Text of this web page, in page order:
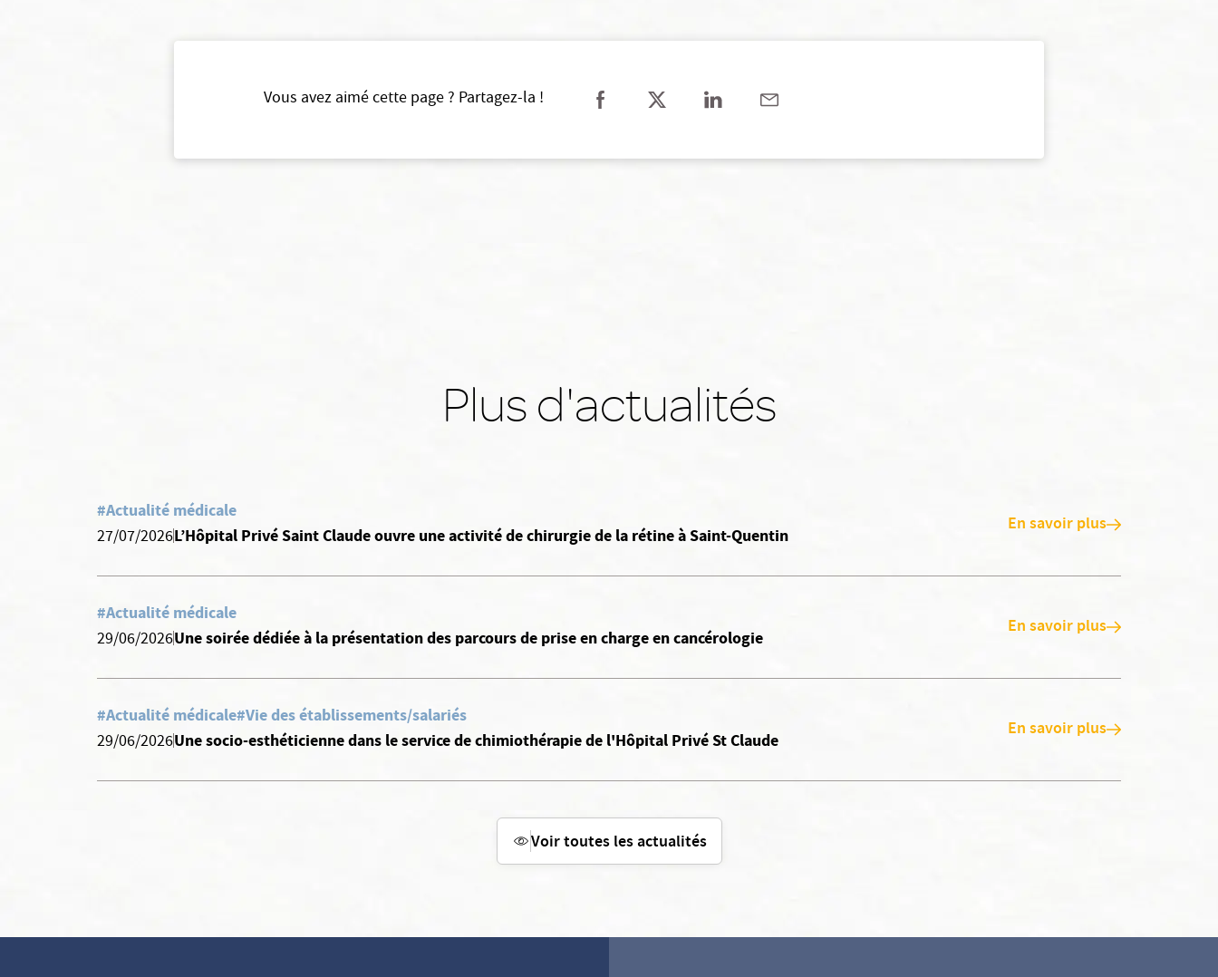
fonctionnement, à en mesurer la fréquentation et, avec votre
Vous avez aimé cette page ? Partagez-la !
Plus d'actualités
#Actualité médicale
27/07/2026L’Hôpital Privé Saint Claude ouvre une activité de chirurgie de la rétine à Saint-Quentin En savoir plus
#Actualité médicale
29/06/2026Une soirée dédiée à la présentation des parcours de prise en charge en cancérologie En savoir plus
#Actualité médicale#Vie des établissements/salariés
29/06/2026Une socio-esthéticienne dans le service de chimiothérapie de l'Hôpital Privé St Claude En savoir plus
Voir toutes les actualités